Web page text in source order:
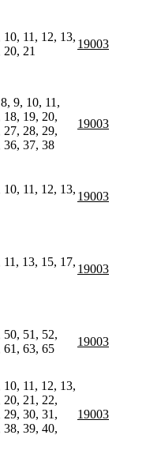
11, 12, 13,
21
19003
9, 10, 11,
18, 19, 20,
27, 28, 29,
36, 37, 38
19003
11, 12, 13,
19003
13, 15, 17,
19003
50, 51, 52,
61, 63, 65
19003
11, 12, 13,
20, 21, 22,
29, 30, 31,
38, 39, 40,
19003